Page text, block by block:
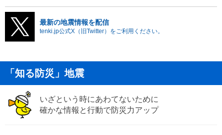
最新の地震情報を配信
tenki.jp公式X（旧Twitter）をご利用ください。
「知る防災」地震
いざという時にあわてないために
確かな情報と行動で防災力アップ